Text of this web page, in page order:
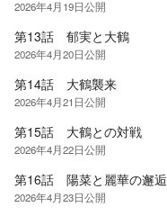
2026年4月19日公開
第13話 郁実と大鶴
2026年4月20日公開
第14話 大鶴襲来
2026年4月21日公開
第15話 大鶴との対戦
2026年4月22日公開
第16話 陽菜と麗華の邂逅
2026年4月23日公開